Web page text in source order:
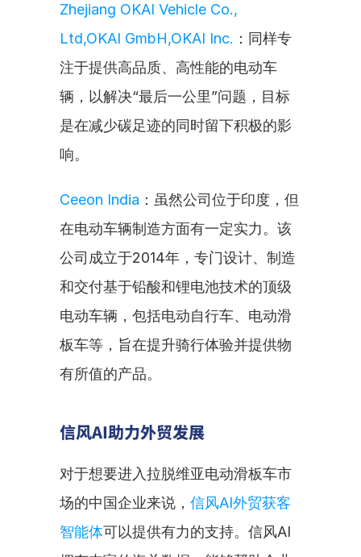
Zhejiang OKAI Vehicle Co.,
Ltd,OKAI GmbH,OKAI Inc. ：同样专
注于提供高品质、高性能的电动车
辆，以解决“最后一公里”问题，目标
是在减少碳足迹的同时留下积极的影
响。
Ceeon India ：虽然公司位于印度，但
在电动车辆制造方面有一定实力。该
公司成立于2014年，专门设计、制造
和交付基于铅酸和锂电池技术的顶级
电动车辆，包括电动自行车、电动滑
板车等，旨在提升骑行体验并提供物
有所值的产品。
信风AI助力外贸发展
对于想要进入拉脱维亚电动滑板车市
场的中国企业来说， 信风AI外贸获客
智能体可以提供有力的支持。信风AI